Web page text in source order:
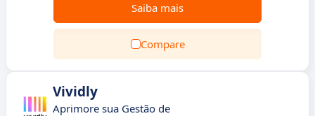
Saiba mais
Compare
Vividly
Aprimore sua Gestão de